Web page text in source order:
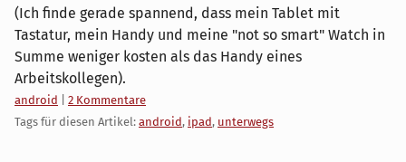
(Ich finde gerade spannend, dass mein Tablet mit
Tastatur, mein Handy und meine "not so smart" Watch in
Summe weniger kosten als das Handy eines
Arbeitskollegen).
Kategorien:
android
2 Kommentare
Tags für diesen Artikel: android, ipad, unterwegs